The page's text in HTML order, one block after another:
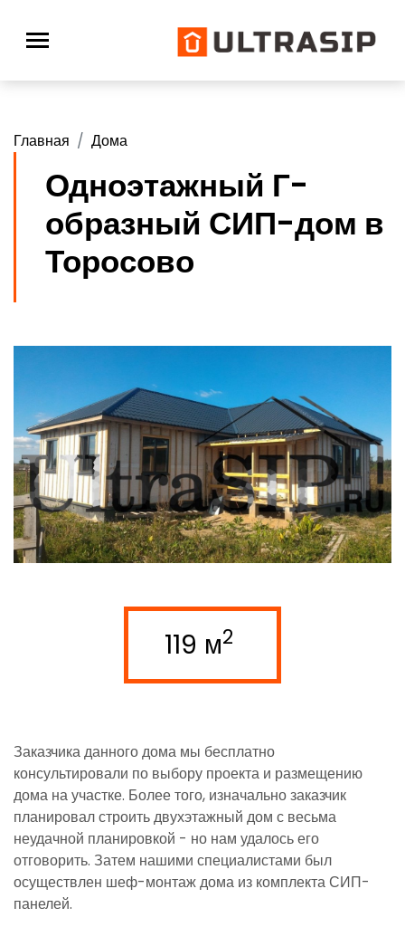
Главная Дома
Одноэтажный Г-
образный СИП-дом в
Торосово
119 м2
Заказчика данного дома мы бесплатно
консультировали по выбору проекта и размещению
дома на участке. Более того, изначально заказчик
планировал строить двухэтажный дом с весьма
неудачной планировкой - но нам удалось его
отговорить. Затем нашими специалистами был
осуществлен шеф-монтаж дома из комплекта СИП-
панелей.